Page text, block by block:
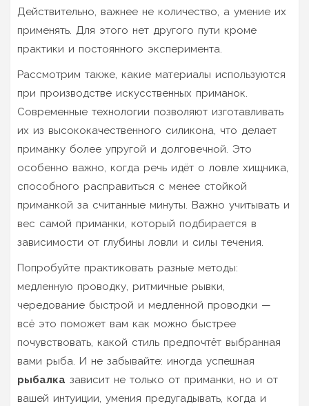
Действительно, важнее не количество, а умение их
применять. Для этого нет другого пути кроме
практики и постоянного эксперимента.
Рассмотрим также, какие материалы используются
при производстве искусственных приманок.
Современные технологии позволяют изготавливать
их из высококачественного силикона, что делает
приманку более упругой и долговечной. Это
особенно важно, когда речь идёт о ловле хищника,
способного расправиться с менее стойкой
приманкой за считанные минуты. Важно учитывать и
вес самой приманки, который подбирается в
зависимости от глубины ловли и силы течения.
Попробуйте практиковать разные методы:
медленную проводку, ритмичные рывки,
чередование быстрой и медленной проводки —
всё это поможет вам как можно быстрее
почувствовать, какой стиль предпочтёт выбранная
вами рыба. И не забывайте: иногда успешная
рыбалка зависит не только от приманки, но и от
вашей интуиции, умения предугадывать, когда и